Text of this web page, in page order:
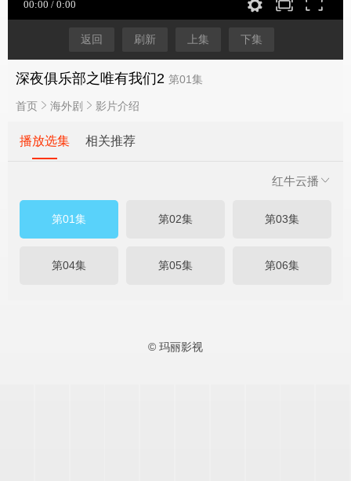
返回 刷新 上集 下集
深夜俱乐部之唯有我们2 第01集
首页 海外剧 影片介绍
播放选集 相关推荐
红牛云播
第01集 第02集 第03集
第04集 第05集 第06集
© 玛丽影视